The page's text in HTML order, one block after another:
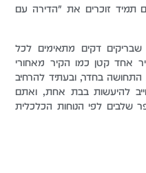
תמיד זוכרים את "הדירה עם
דקים מתאימים לכל
אחד קטן כמו הקיר מאחורי
בחדר, ובעתיד להרחיב
להיעשות בבת אחת, ואתם
לפי הנוחות הכלכלית